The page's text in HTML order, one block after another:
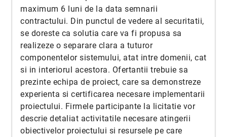
maximum 6 luni de la data semnarii
contractului. Din punctul de vedere al securitatii,
se doreste ca solutia care va fi propusa sa
realizeze o separare clara a tuturor
componentelor sistemului, atat intre domenii, cat
si in interiorul acestora. Ofertantii trebuie sa
prezinte echipa de proiect, care sa demonstreze
experienta si certificarea necesare implementarii
proiectului. Firmele participante la licitatie vor
descrie detaliat activitatile necesare atingerii
obiectivelor proiectului si resursele pe care